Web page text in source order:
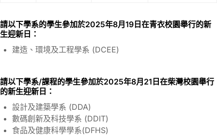
請以下學系的學生參加於2025年8月19日在青衣校園舉行的新
生迎新日：
建造、環境及工程學系 (DCEE)
請以下學系/課程的學生參加於2025年8月21日在柴灣校園舉行
的新生迎新日：
設計及建築學系 (DDA)
數碼創新及科技學系 (DDIT)
食品及健康科學學系(DFHS)